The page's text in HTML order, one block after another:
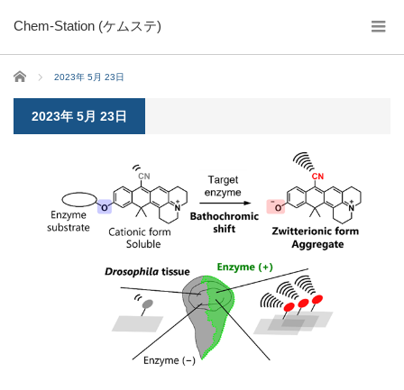
Chem-Station (ケムステ)
ホーム 2023年 5月 23日
2023年 5月 23日